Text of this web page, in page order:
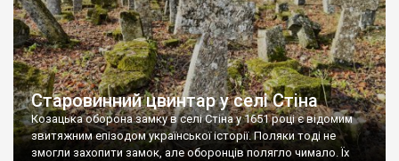
Старовинний цвинтар у селі Стіна
Козацька оборона замку в селі Стіна у 1651 році є відомим
звитяжним епізодом української історії. Поляки тоді не
змогли захопити замок, але оборонців полягло чимало. Їх